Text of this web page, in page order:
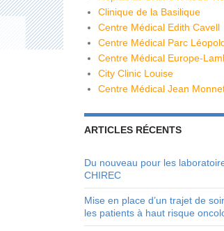
Clinique de la Basilique
Centre Médical Edith Cavell
Centre Médical Parc
Centre Médical Europe-
City Clinic Louise
Centre Médical Jean
ARTICLES RÉCENTS
Du nouveau pour les
CHIREC
Mise en place d’un trajet de
les patients à haut risque